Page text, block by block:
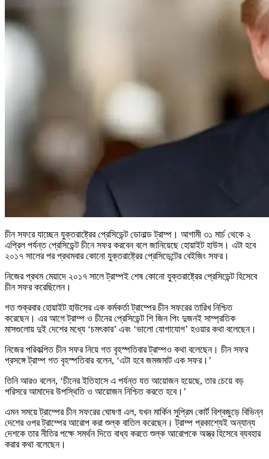
চীন সফরে যাচ্ছেন যুক্তরাষ্ট্রের প্রেসিডেন্ট ডোনাল্ড ট্রাম্প। আগামী ৩১ মার্চ থেকে ২
এপ্রিল পর্যন্ত প্রেসিডেন্ট চীনে সফর করবেন বলে জানিয়েছে হোয়াইট হাউস। এটা হবে
২০১৭ সালের পর প্রথমবার কোনো যুক্তরাষ্ট্রের প্রেসিডেন্টের বেইজিং সফর।
নিজের প্রথম মেয়াদে ২০১৭ সালে ট্রাম্পই শেষ কোনো যুক্তরাষ্ট্রের প্রেসিডেন্ট হিসেবে
চীন সফর করেছিলেন।
গত শুক্রবার হোয়াইট হাউসের এক কর্মকর্তা ট্রাম্পের চীন সফরের তারিখ নিশ্চিত
করেছেন। এর আগে ট্রাম্প ও চীনের প্রেসিডেন্ট শি জিন পিং দুজনই সাম্প্রতিক
মাসগুলোয় দুই দেশের মধ্যে ‘চমৎকার’ এবং ‘ভালো যোগাযোগ’ হওয়ার কথা বলেছেন।
নিজের পরিকল্পিত চীন সফর নিয়ে গত বৃহস্পতিবার ট্রাম্পও কথা বলেছেন। চীন সফর
প্রসঙ্গে ট্রাম্প গত বৃহস্পতিবার বলেন, ‘এটা হবে জমজমাট এক সফর।’
তিনি আরও বলেন, ‘চীনের ইতিহাসে এ পর্যন্ত যত আয়োজন হয়েছে, তার চেয়ে বড়
পরিসরে আমাদের উপস্থিতি ও আয়োজন নিশ্চিত করতে হবে।’
এমন সময়ে ট্রাম্পের চীন সফরের ঘোষণা এল, যখন মার্কিন সুপ্রিম কোর্ট বিশ্বজুড়ে বিভিন্ন
দেশের ওপর ট্রাম্পের আরোপ করা শুল্ক বাতিল করেছেন। ট্রাম্প প্রকাশ্যেই অন্যান্য
দেশকে তার নীতির পক্ষে সমর্থন দিতে বাধ্য করতে শুল্ক আরোপকে অস্ত্র হিসেবে ব্যবহার
করার কথা বলেছেন।